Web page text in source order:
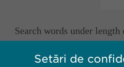
Search words under length
Setări de